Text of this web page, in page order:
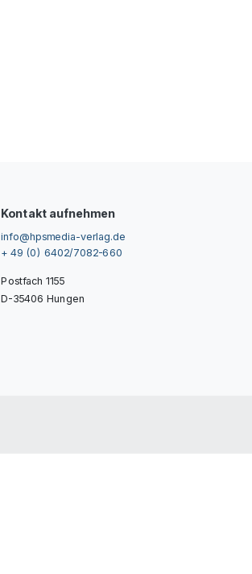
Kontakt aufnehmen
info@hpsmedia-verlag.de
+ 49 (0) 6402/7082-660
Postfach 1155
D-35406 Hungen